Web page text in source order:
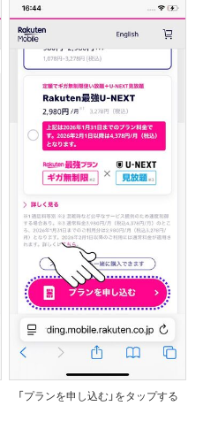
「プランを申し込む」をタップする